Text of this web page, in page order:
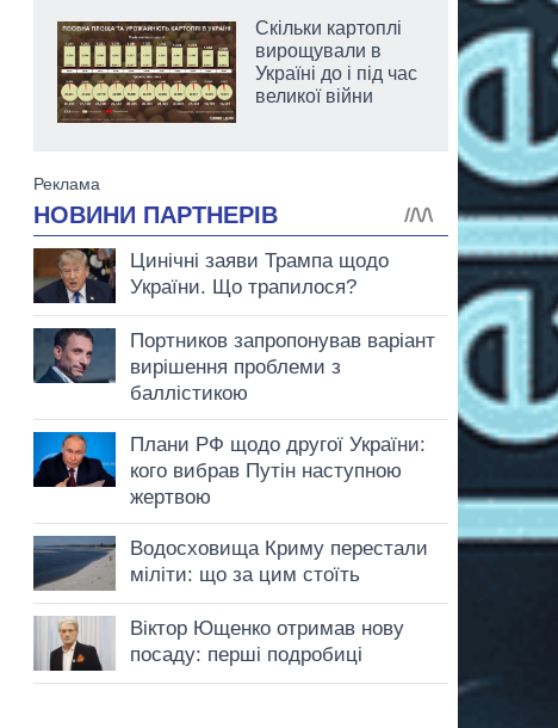
Скільки картоплі
вирощували в
Україні до і під час
великої війни